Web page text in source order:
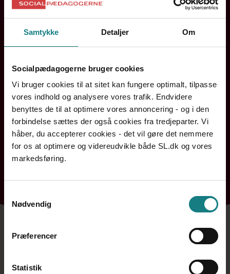
Samtykke Detaljer Om
Socialpædagogerne bruger cookies
Vi bruger cookies til at sitet kan fungere optimalt, tilpasse
vores indhold og analysere vores trafik. Endvidere
benyttes de til at optimere vores annoncering - og i den
forbindelse sættes der også cookies fra tredjeparter. Vi
håber, du accepterer cookies - det vil gøre det nemmere
for os at optimere og videreudvikle både SL.dk og vores
markedsføring.
Nødvendig
Præferencer
Statistik